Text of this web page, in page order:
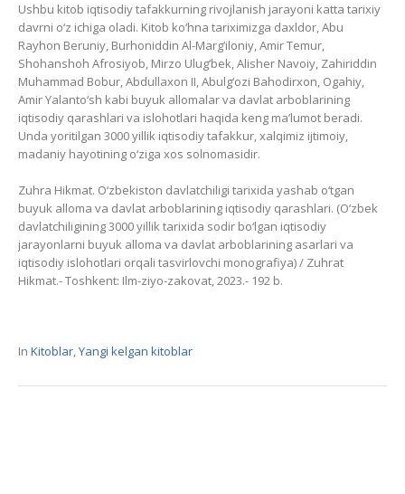
Ushbu kitob iqtisodiy tafakkurning rivojlanish jarayoni katta tarixiy
davrni o‘z ichiga oladi. Kitob ko‘hna tariximizga daxldor, Abu
Rayhon Beruniy, Burhoniddin Al-Marg‘iloniy, Amir Temur,
Shohanshoh Afrosiyob, Mirzo Ulug‘bek, Alisher Navoiy, Zahiriddin
Muhammad Bobur, Abdullaxon II, Abulg‘ozi Bahodirxon, Ogahiy,
Amir Yalanto‘sh kabi buyuk allomalar va davlat arboblarining
iqtisodiy qarashlari va islohotlari haqida keng ma’lumot beradi.
Unda yoritilgan 3000 yillik iqtisodiy tafakkur, xalqimiz ijtimoiy,
madaniy hayotining o‘ziga xos solnomasidir.
Zuhra Hikmat. O‘zbekiston davlatchiligi tarixida yashab o‘tgan
buyuk alloma va davlat arboblarining iqtisodiy qarashlari. (O‘zbek
davlatchiligining 3000 yillik tarixida sodir bo‘lgan iqtisodiy
jarayonlarni buyuk alloma va davlat arboblarining asarlari va
iqtisodiy islohotlari orqali tasvirlovchi monografiya) / Zuhrat
Hikmat.- Toshkent: Ilm-ziyo-zakovat, 2023.- 192 b.
In Kitoblar,Yangi kelgan kitoblar